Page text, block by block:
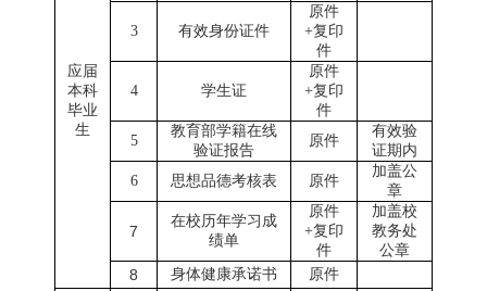
应届
本科
毕业
生
3 有效身份证件
原件
+复印
件
4 学生证
原件
+复印
件
5
教育部学籍在线
验证报告
原件
有效验
证期内
6
思想品德考核表 原件
加盖公
章
7
在校历年学习成
绩单
原件
+复印
件
加盖校
教务处
公章
8 身体健康承诺书
原件